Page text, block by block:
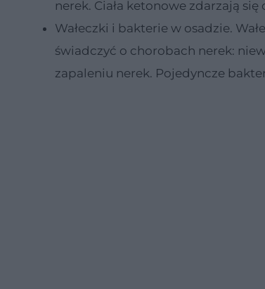
nerek. Ciała ketonowe zdarzają
Wałeczki i bakterie w osadzie.
świadczyć o chorobach nerek:
zapaleniu nerek. Pojedyncze